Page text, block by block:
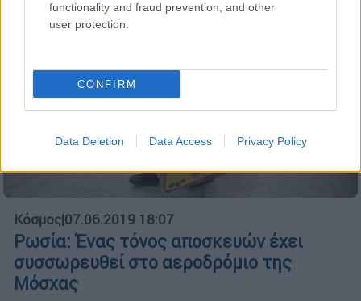
functionality and fraud prevention, and other
user protection.
CONFIRM
Data Deletion Data Access Privacy Policy
Κόσμος|07.06.2019 18:07
Ρωσία: Ένας τόνος αποσκευών έχει
συσσωρευθεί στο αεροδρόμιο της
Μόσχας